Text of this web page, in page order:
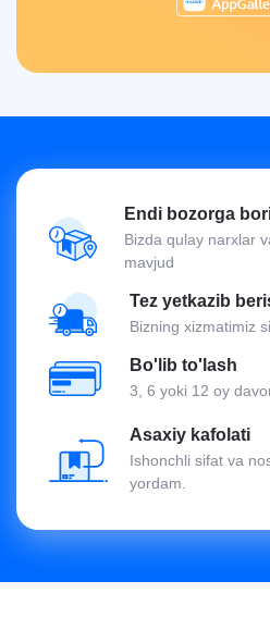
Endi bozorga
Bizda qulay narxlar
mavjud
Tez yetkazib
Bizning xizmatimiz
Bo'lib to'lash
3, 6 yoki 12 oy
Asaxiy kafolati
Ishonchli sifat va
yordam.